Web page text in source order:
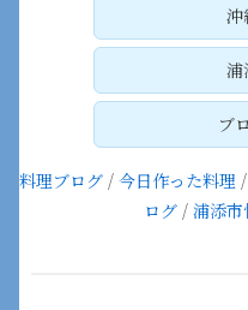
沖
浦
ブ
料理ブログ / 今日作った料理 /
ログ / 浦添市